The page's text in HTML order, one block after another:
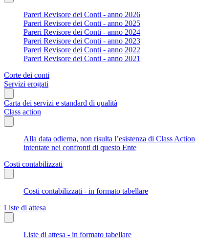
Pareri Revisore dei Conti - anno 2026
Pareri Revisore dei Conti - anno 2025
Pareri Revisore dei Conti - anno 2024
Pareri Revisore dei Conti - anno 2023
Pareri Revisore dei Conti - anno 2022
Pareri Revisore dei Conti - anno 2021
Corte dei conti
Servizi erogati
Carta dei servizi e standard di qualità
Class action
Alla data odierna, non risulta l’esistenza di Class Action
intentate nei confronti di questo Ente
Costi contabilizzati
Costi contabilizzati - in formato tabellare
Liste di attesa
Liste di attesa - in formato tabellare